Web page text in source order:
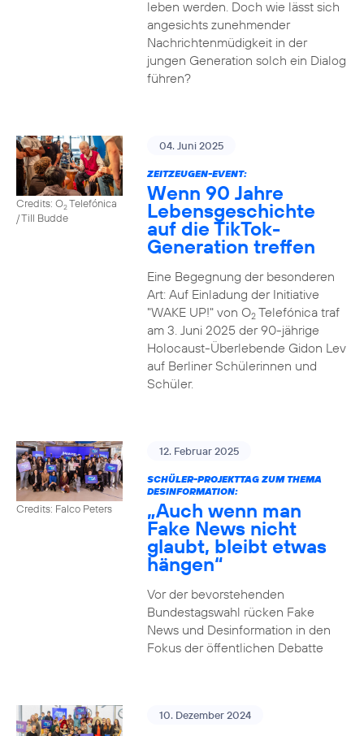
leben werden. Doch wie lässt sich
angesichts zunehmender
Nachrichtenmüdigkeit in der
jungen Generation solch ein Dialog
führen?
Credits: O2Telefónica
/ Till Budde
04. Juni 2025
ZEITZEUGEN-EVENT:
Wenn 90 Jahre
Lebensgeschichte
auf die TikTok-
Generation treffen
Eine Begegnung der besonderen
Art: Auf Einladung der Initiative
"WAKE UP!" von O2Telefónica traf
am 3. Juni 2025 der 90-jährige
Holocaust-Überlebende Gidon Lev
auf Berliner Schülerinnen und
Schüler.
Credits: Falco Peters
12. Februar 2025
SCHÜLER-PROJEKTTAG ZUM THEMA
DESINFORMATION:
„Auch wenn man
Fake News nicht
glaubt, bleibt etwas
hängen“
Vor der bevorstehenden
Bundestagswahl rücken Fake
News und Desinformation in den
Fokus der öffentlichen Debatte
10. Dezember 2024